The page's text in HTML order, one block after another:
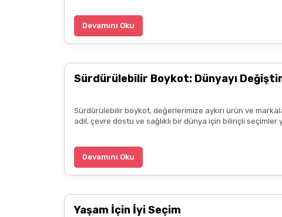
teşekkür ediyorum. Herkesin emeğine sağlık :)
Zeynep Akgöz | 25/03/2025
Deneyimini Paylaş
Devamını Oku
Sürdürülebilir Boykot: Dünyayı
Sürdürülebilir boykot, değerlerimize aykırı ürün ve
adil, çevre dostu ve sağlıklı bir dünya için bilinçli
Devamını Oku
Yaşam İçin İyi Seçim